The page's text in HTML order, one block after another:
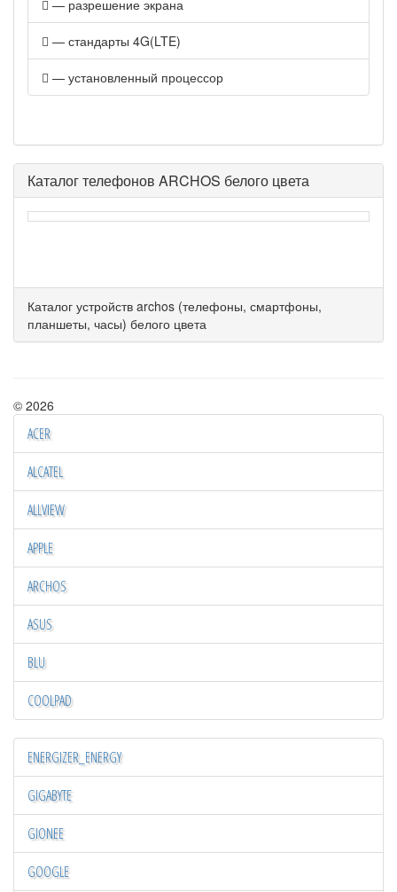
— разрешение экрана
— стандарты 4G(LTE)
— установленный процессор
Каталог телефонов ARCHOS белого цвета
Каталог устройств archos (телефоны, смартфоны,
планшеты, часы) белого цвета
© 2026
ACER
ALCATEL
ALLVIEW
APPLE
ARCHOS
ASUS
BLU
COOLPAD
ENERGIZER_ENERGY
GIGABYTE
GIONEE
GOOGLE